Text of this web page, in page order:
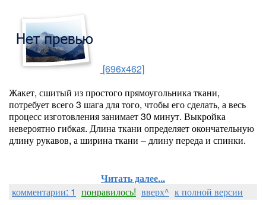
[696x462]
Жакет, сшитый из простого прямоугольника ткани,
потребует всего 3 шага для того, чтобы его сделать, а весь
процесс изготовления занимает 30 минут. Выкройка
невероятно гибкая. Длина ткани определяет окончательную
длину рукавов, а ширина ткани – длину переда и спинки.
Читать далее...
комментарии: 1 понравилось! вверх^ к полной версии